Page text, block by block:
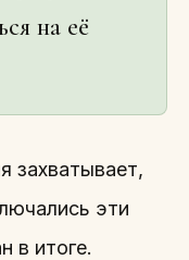
на её
захватывает,
эти
в итоге.